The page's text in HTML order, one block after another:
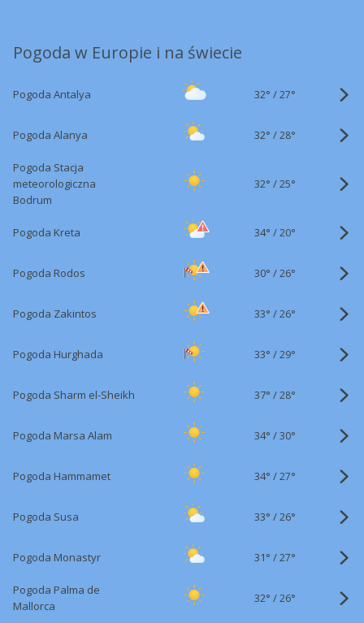
Pogoda w Europie i na świecie
Pogoda Antalya 32° /27°
Pogoda Alanya 32° /28°
Pogoda Stacja
meteorologiczna
Bodrum
32° /25°
Pogoda Kreta 34° /20°
Pogoda Rodos 30° /26°
Pogoda Zakintos 33° /26°
Pogoda Hurghada 33° /29°
Pogoda Sharm el-Sheikh 37° /28°
Pogoda Marsa Alam 34° /30°
Pogoda Hammamet 34° /27°
Pogoda Susa 33° /26°
Pogoda Monastyr 31° /27°
Pogoda Palma de
Mallorca
32° /26°